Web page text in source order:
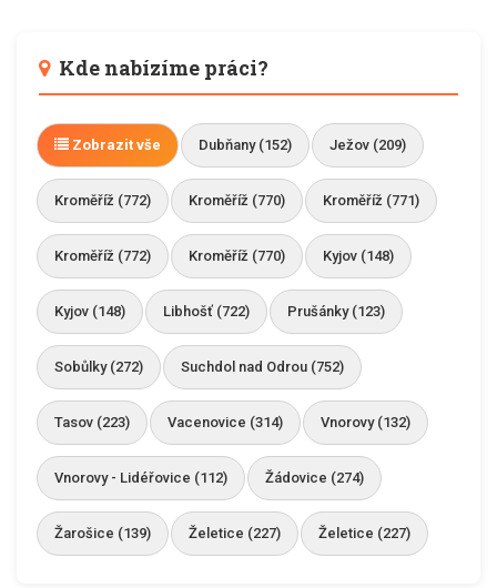
Kde nabízíme práci?
Zobrazit vše Dubňany (152) Ježov (209)
Kroměříž (772) Kroměříž (770) Kroměříž (771)
Kroměříž (772) Kroměříž (770) Kyjov (148)
Kyjov (148) Libhošť (722) Prušánky (123)
Sobůlky (272) Suchdol nad Odrou (752)
Tasov (223) Vacenovice (314) Vnorovy (132)
Vnorovy - Lidéřovice (112) Žádovice (274)
Žarošice (139) Želetice (227) Želetice (227)